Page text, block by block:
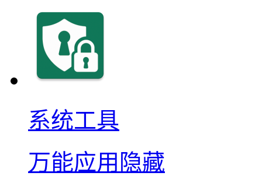
系统工具
万能应用隐藏